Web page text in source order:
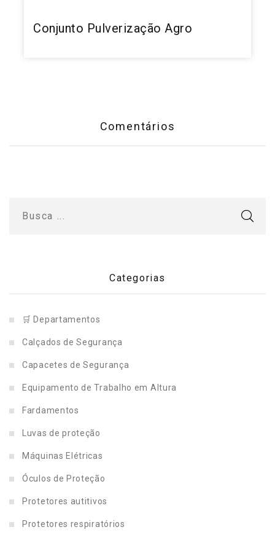
Conjunto Pulverização Agro
Comentários
Categorias
🛒 Departamentos
Calçados de Segurança
Capacetes de Segurança
Equipamento de Trabalho em Altura
Fardamentos
Luvas de proteção
Máquinas Elétricas
Óculos de Proteção
Protetores autitivos
Protetores respiratórios